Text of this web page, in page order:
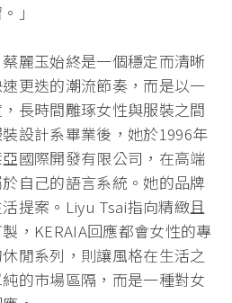
」
麗玉始終是一個穩定而清晰
更迭的潮流節奏，而是以一
長時間雕琢女性與服裝之間
設計系畢業後，她於1996年
國際開發有限公司，在高端
自己的語言系統。她的品牌
提案。Liyu Tsai指向精緻且
，KERAIA回應都會女性的專
閒系列，則讓風格在生活之
的市場區隔，而是一種對女